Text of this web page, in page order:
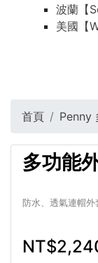
波蘭【
美國【
首頁 Penny
多功能
防水、透氣連帽